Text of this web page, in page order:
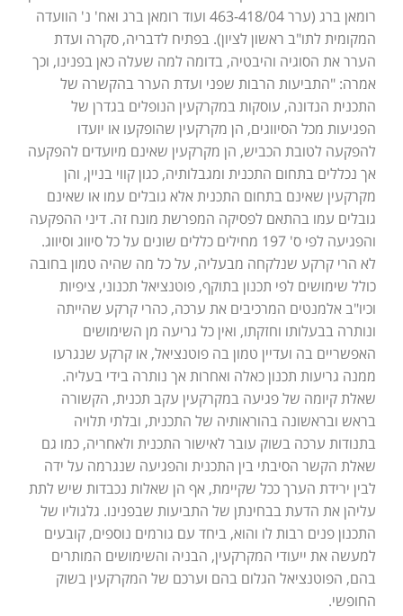
רומאן ברג (ערר 463-418/04 ועוד רומאן ברג ואח' נ' הוועדה
המקומית לתו"ב ראשון לציון). בפתיח לדבריה, סקרה ועדת
הערר את הסוגיה והיבטיה, בדומה למה שעלה כאן בפנינו, וכך
אמרה: "התביעות הרבות שפני ועדת הערר בהקשרה של
התכנית הנדונה, עוסקות במקרקעין הנופלים בגדרן של
הפגיעות מכל הסיווגים, הן מקרקעין שהופקעו או יועדו
להפקעה לטובת הכביש, הן מקרקעין שאינם מיועדים להפקעה
אך נכללים בתחום התכנית ומגבלותיה, כגון קווי בניין, והן
מקרקעין שאינם בתחום התכנית אלא גובלים עמו או שאינם
גובלים עמו בהתאם לפסיקה המפרשת מונח זה. דיני ההפקעה
והפגיעה לפי ס' 197 מחילים כללים שונים על כל סיווג וסיווג.
לא הרי קרקע שנלקחה מבעליה, על כל מה שהיה טמון בחובה
כולל שימושים לפי תכנון בתוקף, פוטנציאל תכנוני, ציפיות
וכיו"ב אלמנטים המרכיבים את ערכה, כהרי קרקע שהייתה
ונותרה בבעלותו וחזקתו, ואין כל גריעה מן השימושים
האפשריים בה ועדיין טמון בה פוטנציאל, או קרקע שנגרעו
ממנה גריעות תכנון כאלה ואחרות אך נותרה בידי בעליה.
שאלת קיומה של פגיעה במקרקעין עקב תכנית, הקשורה
בראש ובראשונה בהוראותיה של התכנית, ובלתי תלויה
בתנודות ערכה בשוק עובר לאישור התכנית ולאחריה, כמו גם
שאלת הקשר הסיבתי בין התכנית והפגיעה שנגרמה על ידה
לבין ירידת הערך ככל שקיימת, אף הן שאלות נכבדות שיש לתת
עליהן את הדעת בבחינתן של התביעות שבפנינו. גלגוליו של
התכנון פנים רבות לו והוא, ביחד עם גורמים נוספים, קובעים
למעשה את ייעודי המקרקעין, הבניה והשימושים המותרים
בהם, הפוטנציאל הגלום בהם וערכם של המקרקעין בשוק
החופשי.